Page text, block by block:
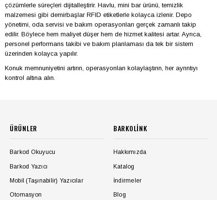
çözümlerle süreçleri dijitalleştirir. Havlu, mini bar ürünü, temizlik
malzemesi gibi demirbaşlar RFID etiketlerle kolayca izlenir. Depo
yönetimi, oda servisi ve bakım operasyonları gerçek zamanlı takip
edilir. Böylece hem maliyet düşer hem de hizmet kalitesi artar. Ayrıca,
personel performans takibi ve bakım planlaması da tek bir sistem
üzerinden kolayca yapılır.
Konuk memnuniyetini artırın, operasyonları kolaylaştırın, her ayrıntıyı
kontrol altına alın.
ÜRÜNLER
Barkod Okuyucu
Barkod Yazıcı
Mobil (Taşınabilir) Yazıcılar
Otomasyon
BARKOLİNK
Hakkımızda
Katalog
İndirmeler
Blog